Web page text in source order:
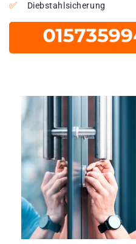
Diebstahlsicherung